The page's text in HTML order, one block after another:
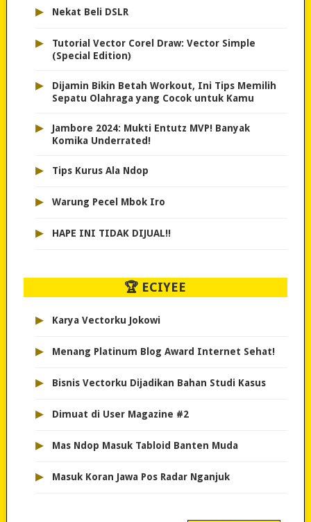
▸ Nekat Beli DSLR
▸
Tutorial Vector Corel Draw: Vector Simple
(Special Edition)
▸
Dijamin Bikin Betah Workout, Ini Tips Memilih
Sepatu Olahraga yang Cocok untuk Kamu
▸
Jambore 2024: Mukti Entutz MVP! Banyak
Komika Underrated!
▸ Tips Kurus Ala Ndop
▸ Warung Pecel Mbok Iro
▸ HAPE INI TIDAK DIJUAL!!
🏆 ECIYEE
▸ Karya Vectorku Jokowi
▸ Menang Platinum Blog Award Internet Sehat!
▸ Bisnis Vectorku Dijadikan Bahan Studi Kasus
▸ Dimuat di User Magazine #2
▸ Mas Ndop Masuk Tabloid Banten Muda
▸ Masuk Koran Jawa Pos Radar Nganjuk